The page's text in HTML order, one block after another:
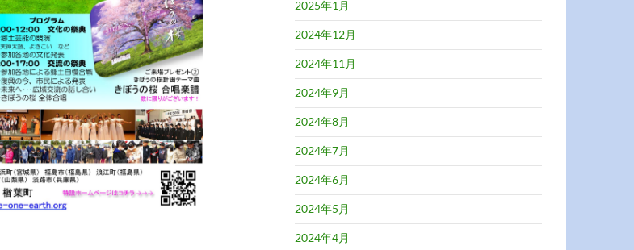
2025年1月
2024年12月
2024年11月
2024年9月
2024年8月
2024年7月
2024年6月
2024年5月
2024年4月